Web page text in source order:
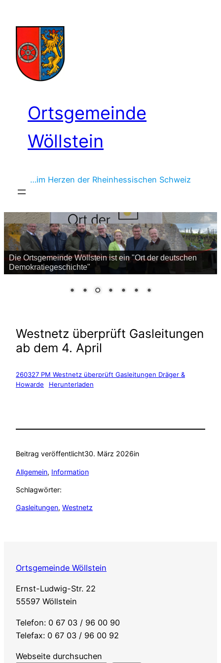
springen
Ortsgemeinde
Wöllstein
…im Herzen der Rheinhessischen Schweiz
Die Ortsgemeinde Wöllstein ist ein "Ort der deutschen
Demokratiegeschichte"
Westnetz überprüft Gasleitungen
ab dem 4. April
260327 PM Westnetz überprüft Gasleitungen Dräger &
Howarde
Herunterladen
Beitrag veröffentlicht30. März 2026in
Allgemein, Information
Schlagwörter:
Gasleitungen, Westnetz
Ortsgemeinde Wöllstein
Ernst-Ludwig-Str. 22
55597 Wöllstein
Telefon: 0 67 03 / 96 00 90
Telefax: 0 67 03 / 96 00 92
Webseite durchsuchen